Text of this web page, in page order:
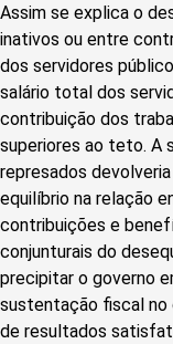
Assim se explica o
inativos ou entre
dos servidores
salário total dos
contribuição dos
superiores ao teto. A
represados
equilíbrio na relação
contribuições e
conjunturais do
precipitar o governo
sustentação fiscal no
de resultados